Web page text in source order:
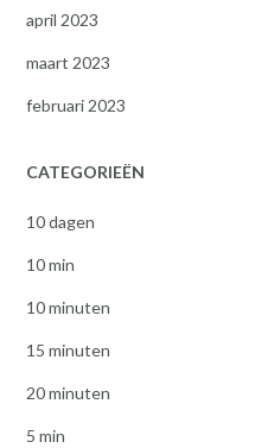
april 2023
maart 2023
februari 2023
CATEGORIEËN
10 dagen
10 min
10 minuten
15 minuten
20 minuten
5 min